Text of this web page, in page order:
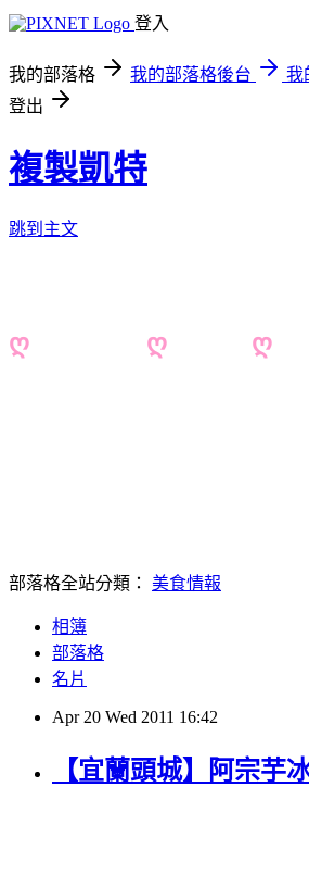
登入
我的部落格 我的部落格後台
我
登出
複製凱特
跳到主文
ღ ღ
ღ
部落格全站分類： 美食情報
相簿
部落格
名片
Apr 20 Wed 2011 16:42
【宜蘭頭城】阿宗芋